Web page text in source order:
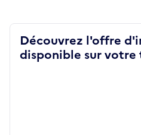
Découvrez l'offre
disponible sur